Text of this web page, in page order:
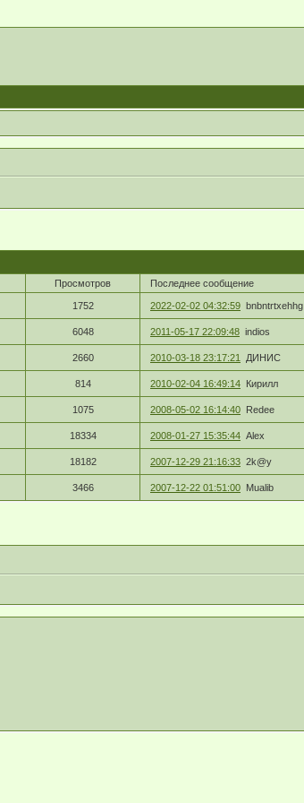
Просмотров Последнее сообщение
1752 2022-02-02 04:32:59 bnbntrtxehhg
6048 2011-05-17 22:09:48 indios
2660 2010-03-18 23:17:21 ДИНИС
814 2010-02-04 16:49:14 Кирилл
1075 2008-05-02 16:14:40 Redee
18334 2008-01-27 15:35:44 Alex
18182 2007-12-29 21:16:33 2k@y
3466 2007-12-22 01:51:00 Mualib